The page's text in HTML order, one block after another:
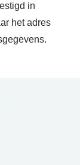
in
het adres